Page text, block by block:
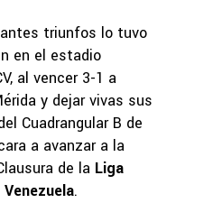
triunfos lo tuvo
en el estadio
al vencer 3-1 a
y dejar vivas sus
Cuadrangular B de
a avanzar a la
de la Liga
.